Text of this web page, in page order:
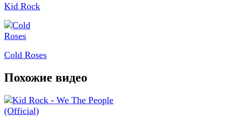
Kid Rock
Cold Roses
Похожие видео